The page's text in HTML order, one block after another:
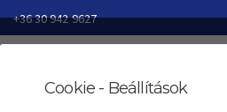
+36 30 942 9627
Cookie - Beállítások